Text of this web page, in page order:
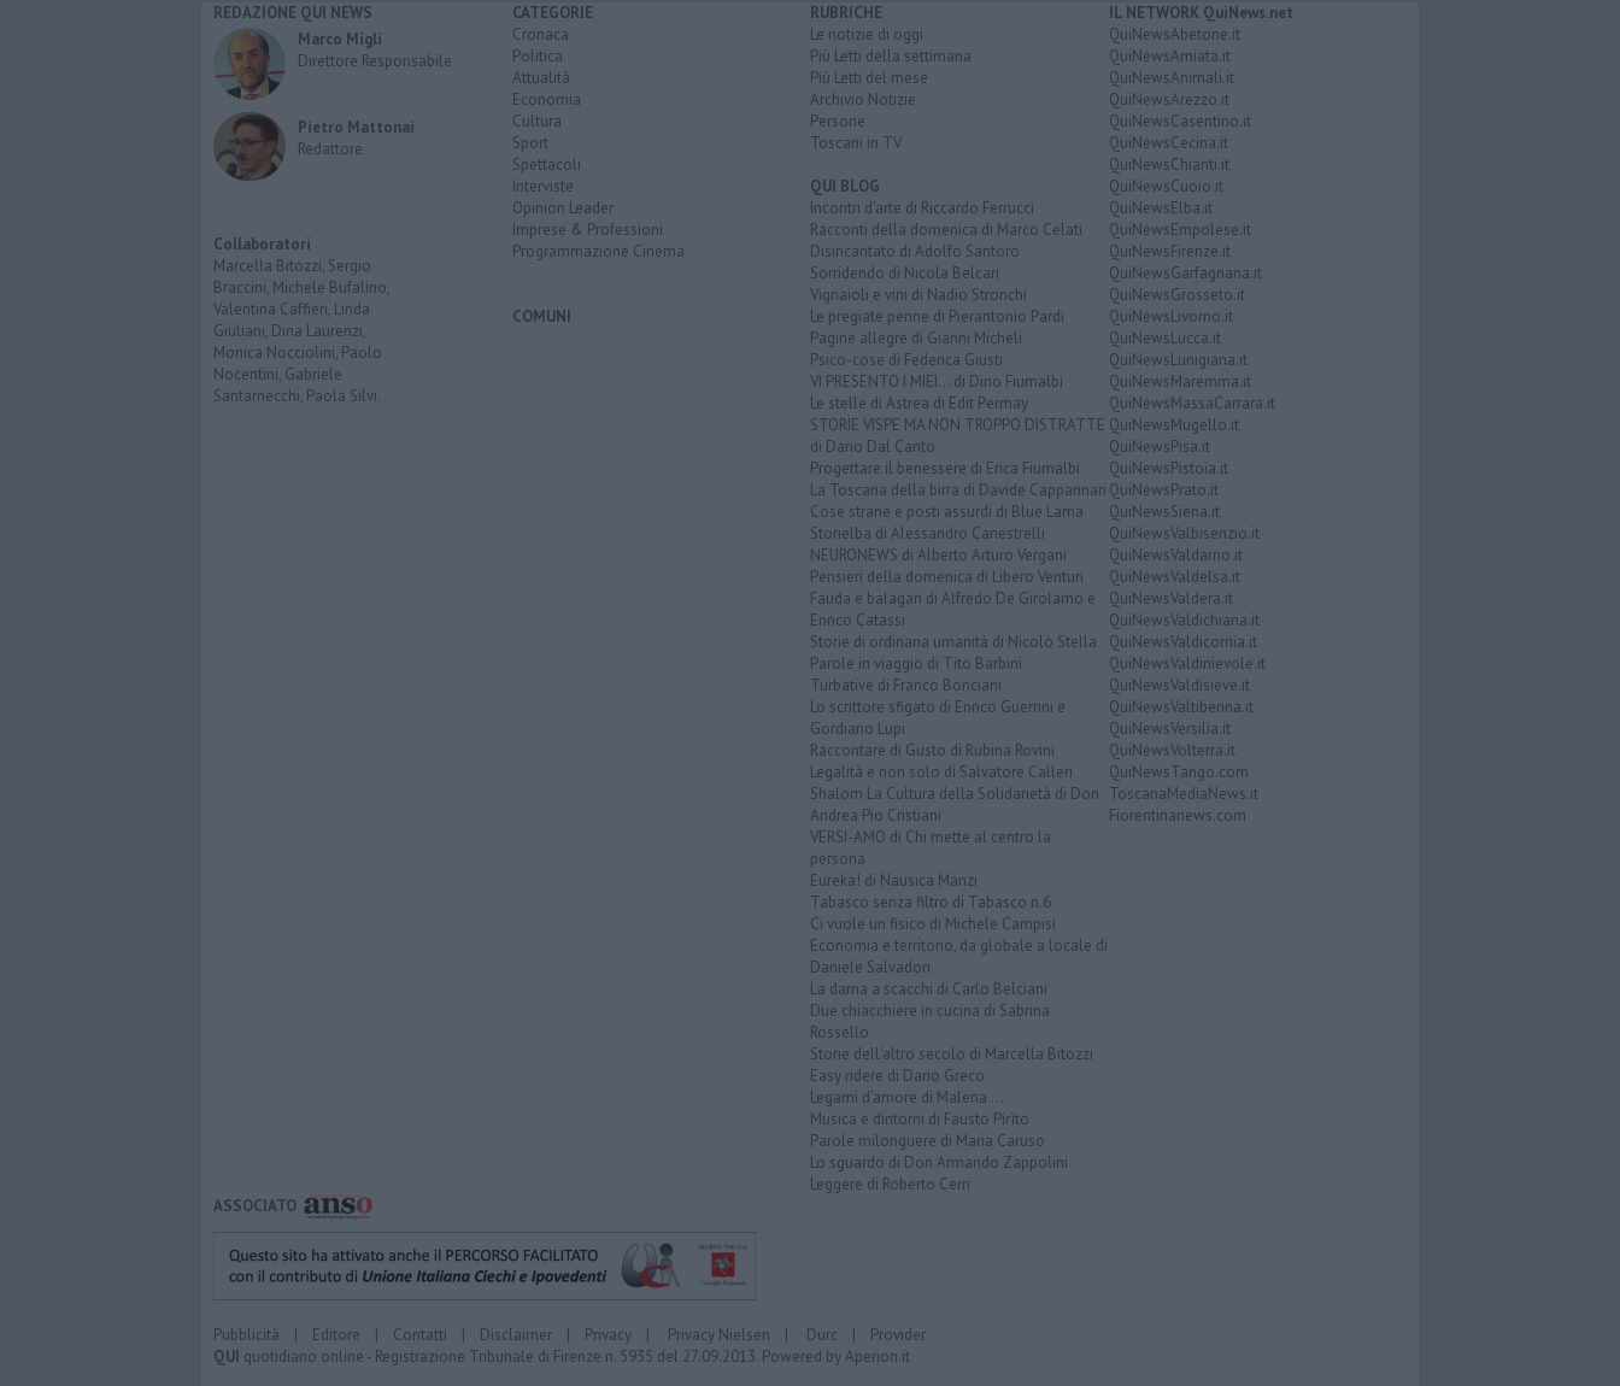
REDAZIONE QUI NEWS
Marco Migli
Direttore Responsabile
Pietro Mattonai
Redattore
Collaboratori
Marcella Bitozzi, Sergio
Braccini, Michele Bufalino,
Valentina Caffieri, Linda
Giuliani, Dina Laurenzi,
Monica Nocciolini, Paolo
Nocentini, Gabriele
Santarnecchi, Paola Silvi.
CATEGORIE
Cronaca
Politica
Attualità
Economia
Cultura
Sport
Spettacoli
Interviste
Opinion Leader
Imprese & Professioni
Programmazione Cinema
COMUNI
RUBRICHE
Le notizie di oggi
Più Letti della settimana
Più Letti del mese
Archivio Notizie
Persone
Toscani in TV
QUI BLOG
Incontri d'arte di Riccardo Ferrucci
Racconti della domenica di Marco Celati
Disincantato di Adolfo Santoro
Sorridendo di Nicola Belcari
Vignaioli e vini di Nadio Stronchi
Le pregiate penne di Pierantonio Pardi
Pagine allegre di Gianni Micheli
Psico-cose di Federica Giusti
VI PRESENTO I MIEI... di Dino Fiumalbi
Le stelle di Astrea di Edit Permay
STORIE VISPE MA NON TROPPO DISTRATTE
di Dario Dal Canto
Progettare il benessere di Erica Fiumalbi
La Toscana della birra di Davide Cappannari
Cose strane e posti assurdi di Blue Lama
Storielba di Alessandro Canestrelli
NEURONEWS di Alberto Arturo Vergani
Pensieri della domenica di Libero Venturi
Fauda e balagan di Alfredo De Girolamo e
Enrico Catassi
Storie di ordinaria umanità di Nicolò Stella
Parole in viaggio di Tito Barbini
Turbative di Franco Bonciani
Lo scrittore sfigato di Enrico Guerrini e
Gordiano Lupi
Raccontare di Gusto di Rubina Rovini
Legalità e non solo di Salvatore Calleri
Shalom La Cultura della Solidarietà di Don
Andrea Pio Cristiani
VERSI-AMO di Chi mette al centro la
persona
Eureka! di Nausica Manzi
Tabasco senza filtro di Tabasco n.6
Ci vuole un fisico di Michele Campisi
Economia e territorio, da globale a locale di
Daniele Salvadori
La dama a scacchi di Carlo Belciani
Due chiacchiere in cucina di Sabrina
Rossello
Storie dell'altro secolo di Marcella Bitozzi
Easy ridere di Dario Greco
Legami d'amore di Malena ...
Musica e dintorni di Fausto Pirìto
Parole milonguere di Maria Caruso
Lo sguardo di Don Armando Zappolini
Leggere di Roberto Cerri
IL NETWORK QuiNews.net
QuiNewsAbetone.it
QuiNewsAmiata.it
QuiNewsAnimali.it
QuiNewsArezzo.it
QuiNewsCasentino.it
QuiNewsCecina.it
QuiNewsChianti.it
QuiNewsCuoio.it
QuiNewsElba.it
QuiNewsEmpolese.it
QuiNewsFirenze.it
QuiNewsGarfagnana.it
QuiNewsGrosseto.it
QuiNewsLivorno.it
QuiNewsLucca.it
QuiNewsLunigiana.it
QuiNewsMaremma.it
QuiNewsMassaCarrara.it
QuiNewsMugello.it
QuiNewsPisa.it
QuiNewsPistoia.it
QuiNewsPrato.it
QuiNewsSiena.it
QuiNewsValbisenzio.it
QuiNewsValdarno.it
QuiNewsValdelsa.it
QuiNewsValdera.it
QuiNewsValdichiana.it
QuiNewsValdicornia.it
QuiNewsValdinievole.it
QuiNewsValdisieve.it
QuiNewsValtiberina.it
QuiNewsVersilia.it
QuiNewsVolterra.it
QuiNewsTango.com
ToscanaMediaNews.it
Fiorentinanews.com
ASSOCIATO
Pubblicità | Editore | Contatti | Disclaimer | Privacy | Privacy Nielsen | Durc | Provider
QUI quotidiano online - Registrazione Tribunale di Firenze n. 5935 del 27.09.2013. Powered byAperion.it